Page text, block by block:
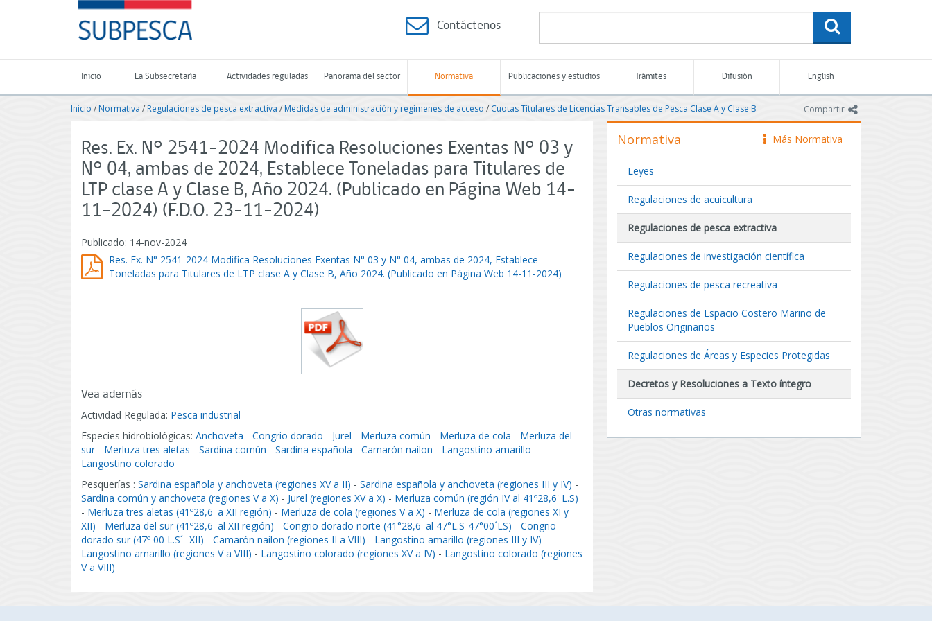
-
Subsecretaría
de
Pesca
Acuicultura
-
de
Chile
Contáctenos
Inicio La Subsecretaría Actividades reguladas Panorama del sector Normativa Publicaciones y estudios Trámites Difusión English
Compartir icono
Inicio /Normativa / Regulaciones de pesca extractiva /Medidas de administración y regímenes de acceso / Cuotas Títulares de Licencias Transables de Pesca Clase A y Clase B
Res. Ex. N° 2541-2024 Modifica Resoluciones Exentas N° 03 y
N° 04, ambas de 2024, Establece Toneladas para Titulares de
LTP clase A y Clase B, Año 2024. (Publicado en Página Web 14-
11-2024) (F.D.O. 23-11-2024)
Publicado: 14-nov-2024
Res. Ex. N° 2541-2024 Modifica Resoluciones Exentas N° 03 y N° 04, ambas de 2024, Establece
Toneladas para Titulares de LTP clase A y Clase B, Año 2024. (Publicado en Página Web 14-11-2024)
Vea además
Actividad Regulada: Pesca industrial
Especies hidrobiológicas: Anchoveta - Congrio dorado - Jurel - Merluza común - Merluza de cola - Merluza del
sur - Merluza tres aletas - Sardina común - Sardina española - Camarón nailon - Langostino amarillo -
Langostino colorado
Pesquerías : Sardina española y anchoveta (regiones XV a II) - Sardina española y anchoveta (regiones III y IV) -
Sardina común y anchoveta (regiones V a X) - Jurel (regiones XV a X) - Merluza común (región IV al 41º28,6' L.S)
- Merluza tres aletas (41º28,6' a XII región) - Merluza de cola (regiones V a X) - Merluza de cola (regiones XI y
XII) - Merluza del sur (41º28,6' al XII región) - Congrio dorado norte (41°28,6' al 47°L.S-47°00´LS) - Congrio
dorado sur (47º 00 L.S´- XII) - Camarón nailon (regiones II a VIII) - Langostino amarillo (regiones III y IV) -
Langostino amarillo (regiones V a VIII) - Langostino colorado (regiones XV a IV) - Langostino colorado (regiones
V a VIII)
icono
Más Normativa
Normativa
Leyes
Regulaciones de acuicultura
Regulaciones de pesca extractiva
Regulaciones de investigación científica
Regulaciones de pesca recreativa
Regulaciones de Espacio Costero Marino de
Pueblos Originarios
Regulaciones de Áreas y Especies Protegidas
Decretos y Resoluciones a Texto íntegro
Otras normativas